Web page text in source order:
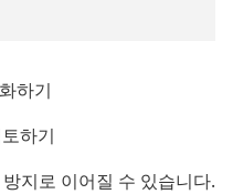
하기
하기
지로 이어질 수 있습니다.